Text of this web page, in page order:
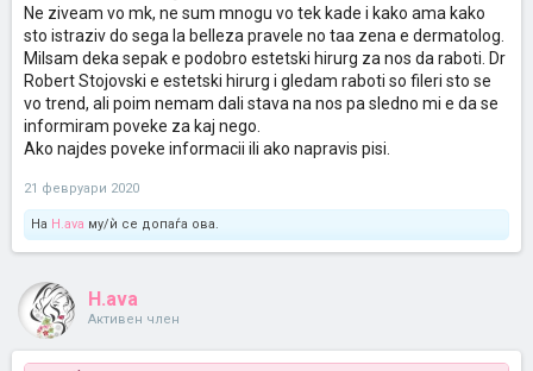
Ne ziveam vo mk, ne sum mnogu vo tek kade i kako ama kako
sto istraziv do sega la belleza pravele no taa zena e dermatolog.
Milsam deka sepak e podobro estetski hirurg za nos da raboti. Dr
Robert Stojovski e estetski hirurg i gledam raboti so fileri sto se
vo trend, ali poim nemam dali stava na nos pa sledno mi e da se
informiram poveke za kaj nego.
Ako najdes poveke informacii ili ako napravis pisi.
21 февруари 2020
На H.ava му/ѝ се допаѓа ова.
H.ava
Активен член